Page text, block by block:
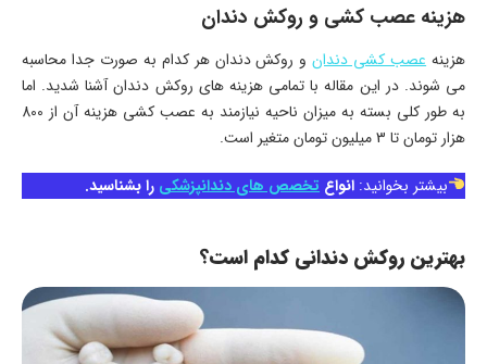
هزینه عصب کشی و روکش دندان
هزینه عصب کشی دندانو روکش دندان هر کدام به صورت جدا محاسبه
می شوند. در این مقاله با تمامی هزینه های روکش دندان آشنا شدید. اما
به طور کلی بسته به میزان ناحیه نیازمند به عصب کشی هزینه آن از 800
هزار تومان تا 3 میلیون تومان متغیر است.
بیشتر بخوانید: انواع تخصص های دندانپزشکی را بشناسید.
بهترین روکش دندانی کدام است؟